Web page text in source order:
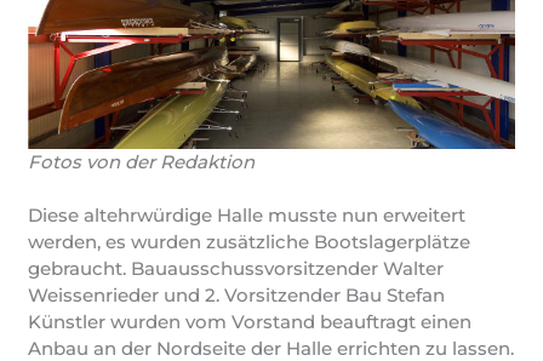
Fotos von der Redaktion
Diese altehrwürdige Halle musste nun erweitert
werden, es wurden zusätzliche Bootslagerplätze
gebraucht. Bauausschussvorsitzender Walter
Weissenrieder und 2. Vorsitzender Bau Stefan
Künstler wurden vom Vorstand beauftragt einen
Anbau an der Nordseite der Halle errichten zu lassen.